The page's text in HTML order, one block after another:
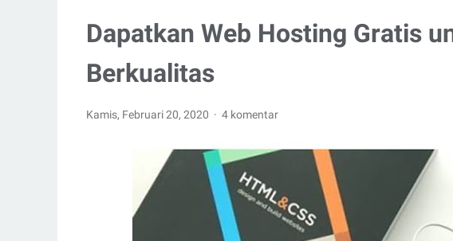
Dapatkan Web Hosting Gratis
Berkualitas
Kamis, Februari 20, 2020 4 komentar